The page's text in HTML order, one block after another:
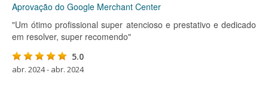
Aprovação do Google Merchant Center
"Um ótimo profissional super atencioso e prestativo e dedicado
em resolver, super recomendo"
5.0
abr. 2024 - abr. 2024